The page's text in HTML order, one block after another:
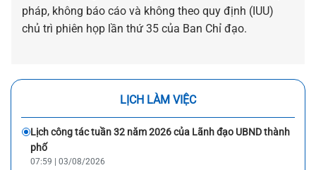
pháp, không báo cáo và không theo quy định (IUU)
chủ trì phiên họp lần thứ 35 của Ban Chỉ đạo.
LỊCH LÀM VIỆC
Lịch công tác tuần 32 năm 2026 của Lãnh đạo UBND thành
phố
07:59 | 03/08/2026